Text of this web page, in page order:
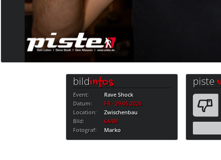
bildinfos
Event:
Rave Shock
Datum:
FR · 29.05.2026
Location:
Zwischenbau
Bild:
64/89
Fotograf:
Marko
piste